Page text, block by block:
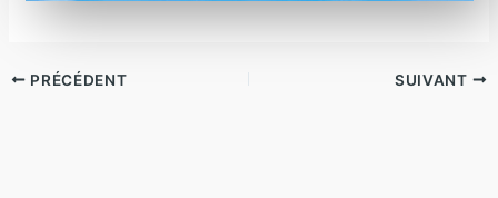
PRÉCÉDENT SUIVANT